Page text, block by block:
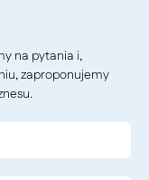
na pytania i,
zaproponujemy